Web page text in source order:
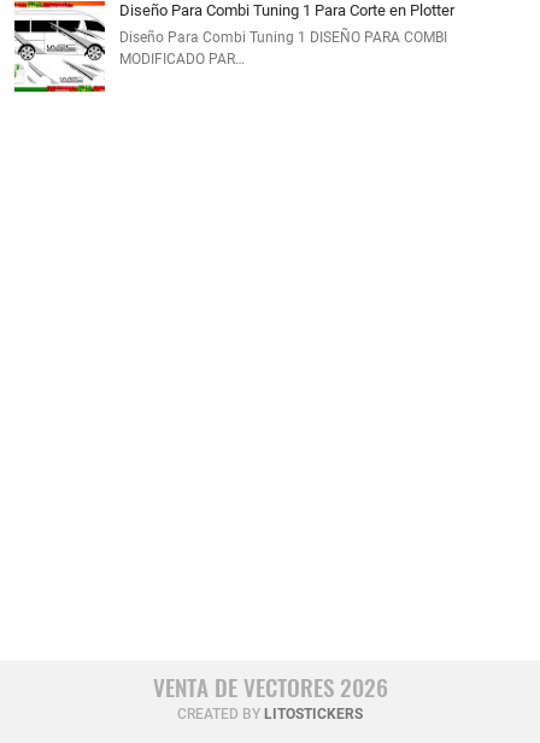
Diseño Para Combi Tuning 1 Para Corte en Plotter
Diseño Para Combi Tuning 1 DISEÑO PARA COMBI
MODIFICADO PAR…
VENTA DE VECTORES 2026
CREATED BY LITOSTICKERS